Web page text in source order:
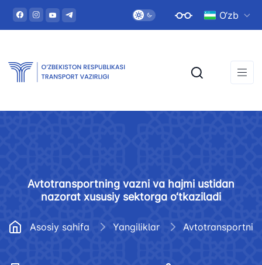
O‘zb
Avtotransportning vazni va hajmi ustidan
nazorat xususiy sektorga o‘tkaziladi
Asosiy sahifa Yangiliklar